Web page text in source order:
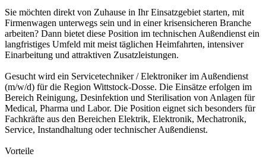
Sie möchten direkt von Zuhause in Ihr Einsatzgebiet starten, mit
Firmenwagen unterwegs sein und in einer krisensicheren Branche
arbeiten? Dann bietet diese Position im technischen Außendienst ein
langfristiges Umfeld mit meist täglichen Heimfahrten, intensiver
Einarbeitung und attraktiven Zusatzleistungen.
Gesucht wird ein Servicetechniker / Elektroniker im Außendienst
(m/w/d) für die Region Wittstock-Dosse. Die Einsätze erfolgen im
Bereich Reinigung, Desinfektion und Sterilisation von Anlagen für
Medical, Pharma und Labor. Die Position eignet sich besonders für
Fachkräfte aus den Bereichen Elektrik, Elektronik, Mechatronik,
Service, Instandhaltung oder technischer Außendienst.
Vorteile